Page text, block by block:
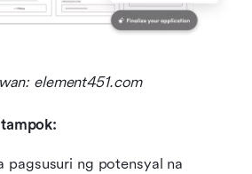
element451.com
pagsusuri ng potensyal na